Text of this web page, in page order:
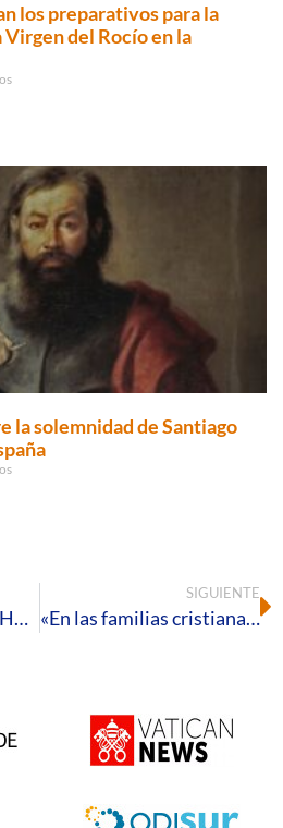
los preparativos para la
del Rocío en la
la solemnidad de Santiago
El Obispo Emérito de Huelva se reencuentra con un grupo de diocesanos en Tierra Santa
SIGUIENTE
«En las familias cristianas los matrimonios debemos implicarnos de una forma mucho más activa en la iglesia para ser modelo ante los hijos, la familia y la sociedad»